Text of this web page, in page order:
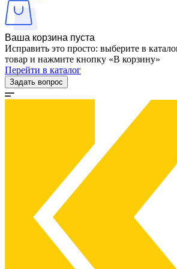
Ваша корзина пуста
Исправить это просто: выберите в
товар и нажмите кнопку «В корзину»
Перейти в каталог
Задать вопрос